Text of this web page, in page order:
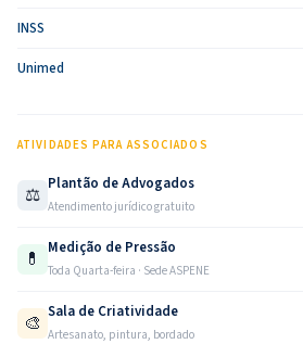
INSS
Unimed
ATIVIDADES PARA ASSOCIADOS
⚖️ Plantão de Advogados
Atendimento jurídico gratuito
💊 Medição de Pressão
Toda Quarta-feira · Sede ASPENE
🎨 Sala de Criatividade
Artesanato, pintura, bordado